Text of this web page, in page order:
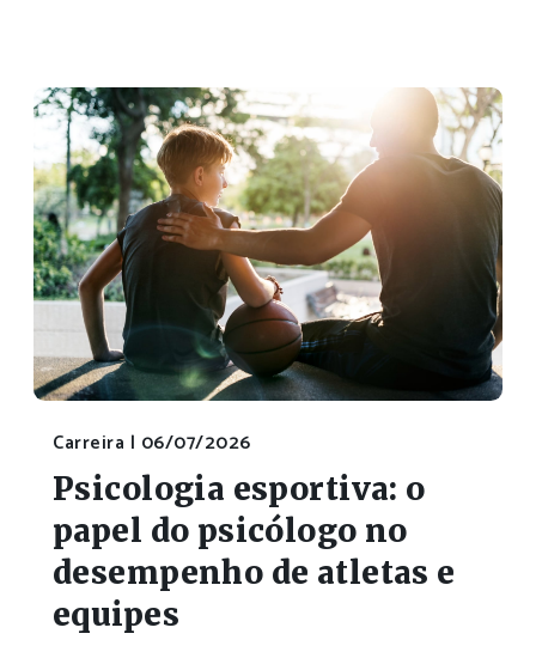
Carreira | 06/07/2026
Psicologia esportiva: o
papel do psicólogo no
desempenho de atletas e
equipes